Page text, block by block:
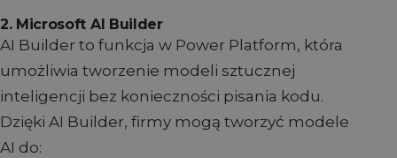
2. Microsoft AI Builder
AI Builder to funkcja w Power Platform, która
umożliwia tworzenie modeli sztucznej
inteligencji bez konieczności pisania kodu.
Dzięki AI Builder, firmy mogą tworzyć modele
AI do: